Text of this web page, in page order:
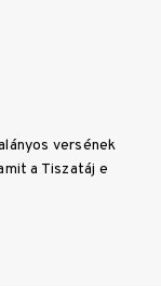
versének
a Tiszatáj e